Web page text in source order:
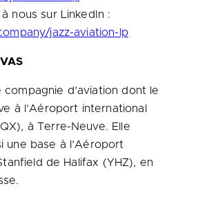
nous sur LinkedIn :
jazz-aviation-lp
compagnie d’aviation dont le
à l’Aéroport international
à Terre-Neuve. Elle
une base à l’Aéroport
de Halifax (YHZ), en